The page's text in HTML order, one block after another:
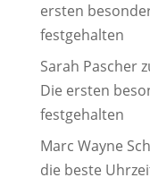
ersten
festgehalten
Sarah Pascher
Die ersten
festgehalten
Marc Wayne
die beste